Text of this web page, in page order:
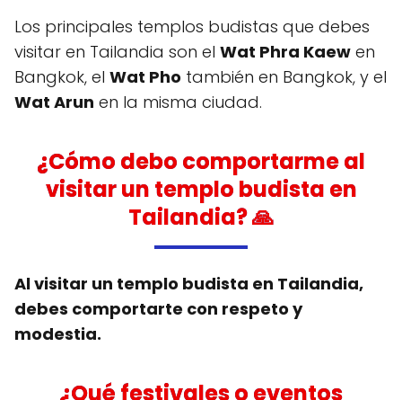
Los principales templos budistas que debes
visitar en Tailandia son el Wat Phra Kaew en
Bangkok, el Wat Pho también en Bangkok, y el
Wat Arun en la misma ciudad.
¿Cómo debo comportarme al
visitar un templo budista en
Tailandia? 🙏
Al visitar un templo budista en Tailandia,
debes comportarte con respeto y
modestia.
¿Qué festivales o eventos